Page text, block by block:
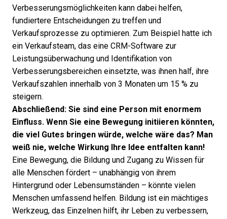
Verbesserungsmöglichkeiten kann dabei helfen,
fundiertere Entscheidungen zu treffen und
Verkaufsprozesse zu optimieren. Zum Beispiel hatte ich
ein Verkaufsteam, das eine CRM-Software zur
Leistungsüberwachung und Identifikation von
Verbesserungsbereichen einsetzte, was ihnen half, ihre
Verkaufszahlen innerhalb von 3 Monaten um 15 % zu
steigern.
Abschließend: Sie sind eine Person mit enormem
Einfluss. Wenn Sie eine Bewegung initiieren könnten,
die viel Gutes bringen würde, welche wäre das? Man
weiß nie, welche Wirkung Ihre Idee entfalten kann!
Eine Bewegung, die Bildung und Zugang zu Wissen für
alle Menschen fördert – unabhängig von ihrem
Hintergrund oder Lebensumständen – könnte vielen
Menschen umfassend helfen. Bildung ist ein mächtiges
Werkzeug, das Einzelnen hilft, ihr Leben zu verbessern,